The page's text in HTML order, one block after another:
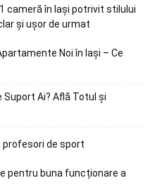
cameră în Iași potrivit stilului
și ușor de urmat
Noi în Iași – Ce
Suport Ai? Află Totul și
profesori de sport
pentru buna funcționare a